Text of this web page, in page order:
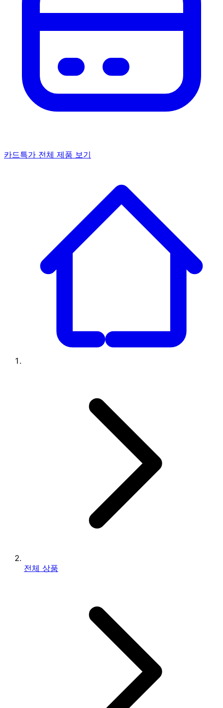
카드특가 전체 제품 보기
전체 상품